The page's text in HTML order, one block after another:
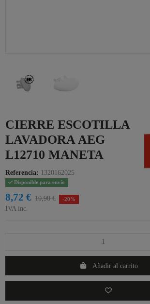
CIERRE ESCOTILLA
LAVADORA AEG
L12710 MANETA
Referencia: 1320162025
Disponible para envío
8,72 € 10,90 € -20%
IVA inc.
Añadir al carrito